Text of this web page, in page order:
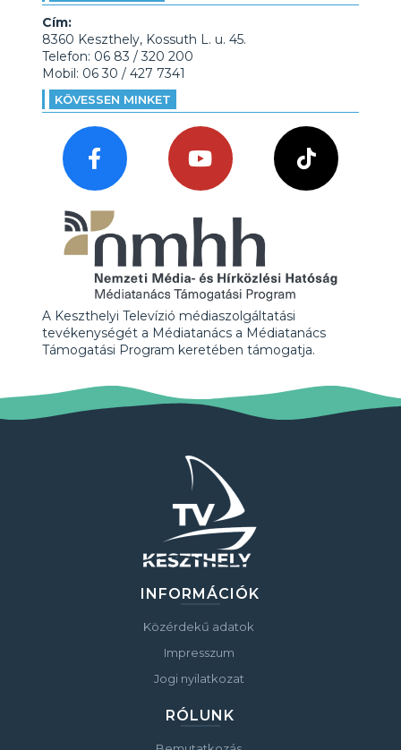
Cím:
8360 Keszthely, Kossuth L. u. 45.
Telefon: 06 83 / 320 200
Mobil: 06 30 / 427 7341
KÖVESSEN MINKET
A Keszthelyi Televízió médiaszolgáltatási
tevékenységét a Médiatanács a Médiatanács
Támogatási Program keretében támogatja.
INFORMÁCIÓK
Közérdekű adatok
Impresszum
Jogi nyilatkozat
RÓLUNK